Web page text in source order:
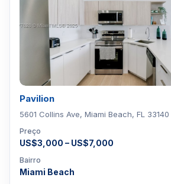
Pavilion
5601 Collins Ave, Miami Beach, FL 33140
Preço
US$3,000 – US$7,000
Bairro
Miami Beach